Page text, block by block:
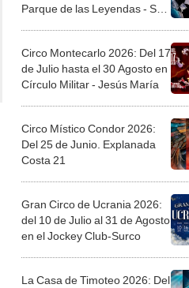
Parque de las Leyendas - San
Circo Montecarlo 2026: Del 17
de Julio hasta el 30 Agosto en
Círculo Militar - Jesús María
Circo Místico Condor 2026:
Del 25 de Junio. Explanada
Costa 21
Gran Circo de Ucrania 2026:
del 10 de Julio al 31 de Agosto
en el Jockey Club-Surco
La Casa de Timoteo 2026: Del